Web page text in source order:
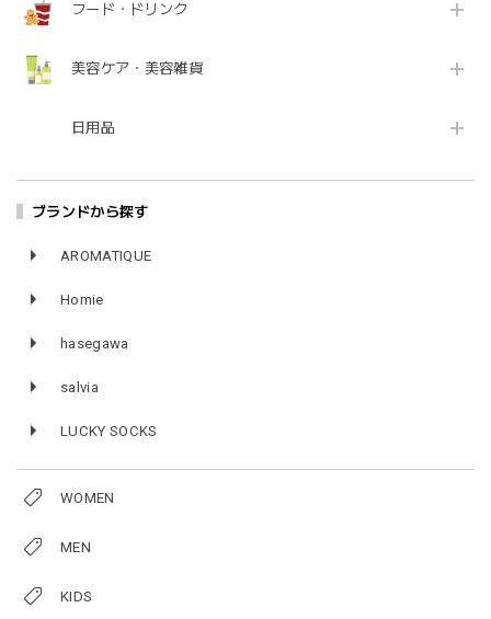
フード・ドリンク
美容ケア・美容雑貨
日用品
ブランドから探す
AROMATIQUE
Homie
hasegawa
salvia
LUCKY SOCKS
WOMEN
MEN
KIDS